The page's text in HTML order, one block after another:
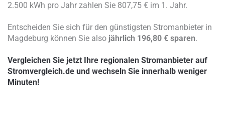
2.500 kWh pro Jahr zahlen Sie 807,75 € im 1. Jahr.
Entscheiden Sie sich für den günstigsten Stromanbieter in
Magdeburg können Sie also jährlich 196,80 € sparen.
Vergleichen Sie jetzt Ihre regionalen Stromanbieter auf
Stromvergleich.de und wechseln Sie innerhalb weniger
Minuten!